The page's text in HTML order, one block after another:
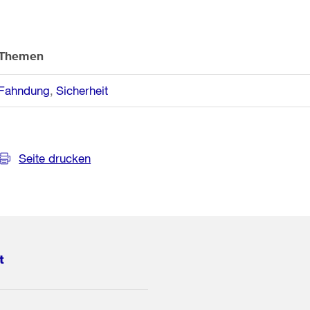
Sicherheit
Seite drucken